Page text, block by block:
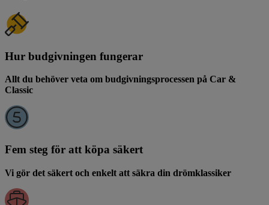
Hur budgivningen fungerar
Allt du behöver veta om budgivningsprocessen på Car &
Classic
Fem steg för att köpa säkert
Vi gör det säkert och enkelt att säkra din drömklassiker